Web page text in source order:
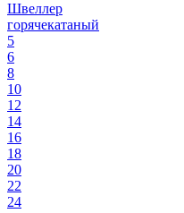
Швеллер
горячекатаный
5
6
8
10
12
14
16
18
20
22
24